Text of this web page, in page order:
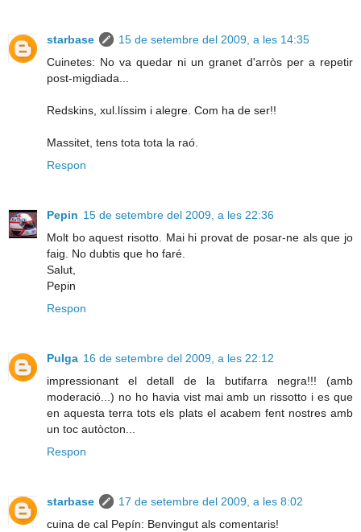
starbase
15 de setembre del 2009, a les 14:35
Cuinetes: No va quedar ni un granet d'arròs per a repetir
post-migdiada...
Redskins, xul.líssim i alegre. Com ha de ser!!
Massitet, tens tota tota la raó.
Respon
Pepin 15 de setembre del 2009, a les 22:36
Molt bo aquest risotto. Mai hi provat de posar-ne als que jo
faig. No dubtis que ho faré.
Salut,
Pepin
Respon
Pulga 16 de setembre del 2009, a les 22:12
impressionant el detall de la butifarra negra!!! (amb
moderació...) no ho havia vist mai amb un rissotto i es que
en aquesta terra tots els plats el acabem fent nostres amb
un toc autòcton...
Respon
starbase
17 de setembre del 2009, a les 8:02
cuina de cal Pepín: Benvingut als comentaris!